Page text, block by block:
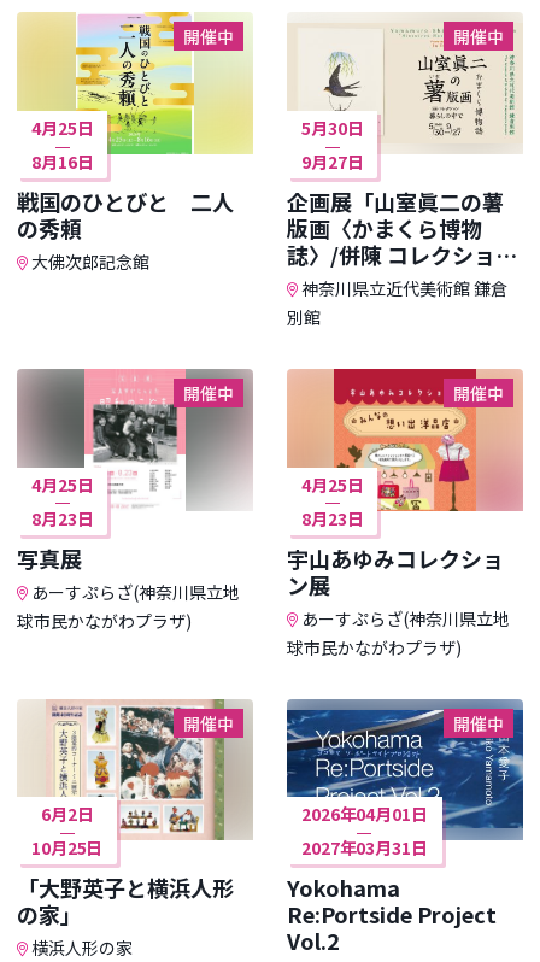
開催中
4月25日
8月16日
戦国のひとびと 二人
の秀頼
大佛次郎記念館
開催中
5月30日
9月27日
企画展「山室眞二の薯
版画〈かまくら博物
誌〉/併陳 コレクション
暮らしの中で」
神奈川県立近代美術館 鎌倉
別館
開催中
4月25日
8月23日
写真展
あーすぷらざ(神奈川県立地
球市民かながわプラザ)
開催中
4月25日
8月23日
宇山あゆみコレクショ
ン展
あーすぷらざ(神奈川県立地
球市民かながわプラザ)
開催中
6月2日
10月25日
「大野英子と横浜人形
の家」
横浜人形の家
開催中
2026年04月01日
2027年03月31日
Yokohama
Re:Portside Project
Vol.2